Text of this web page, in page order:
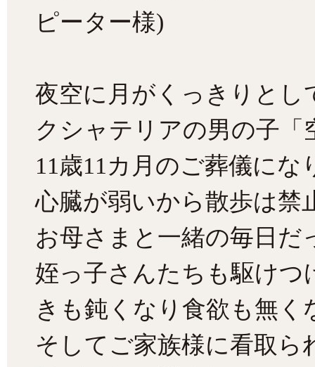
ピーター様)
夜空に月がくっきりとし
クシャテリアの男の子「
11歳11カ月のご葬儀にな
心臓が弱いから散歩は禁
お母さまと一緒の毎日だ
姪っ子さんたちも駆けつ
きも鈍くなり食欲も無く
そしてご家族様に看取ら